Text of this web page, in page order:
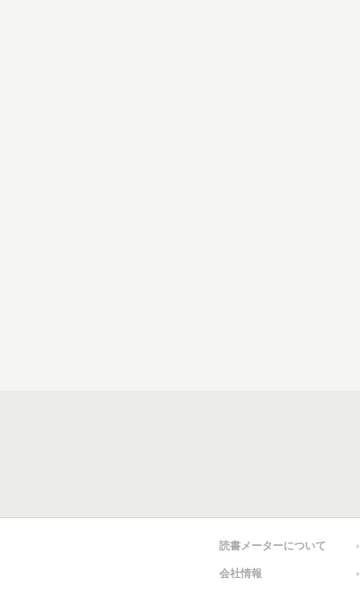
読書メーターについて
会社情報